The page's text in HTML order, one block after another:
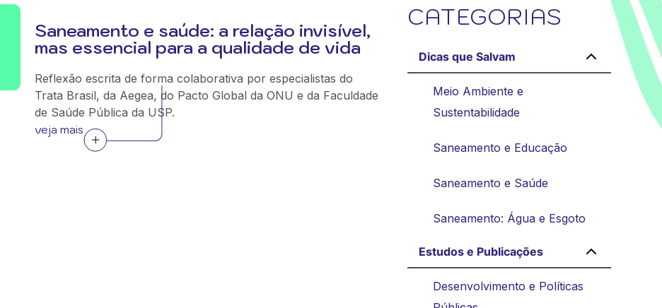
Saneamento e saúde: a relação invisível,
mas essencial para a qualidade de vida
Reflexão escrita de forma colaborativa por especialistas do
Trata Brasil, da Aegea, do Pacto Global da ONU e da Faculdade
de Saúde Pública da USP.
veja mais
CATEGORIAS
Dicas que Salvam
Meio Ambiente e
Sustentabilidade
Saneamento e Educação
Saneamento e Saúde
Saneamento: Água e Esgoto
Estudos e Publicações
Desenvolvimento e Políticas